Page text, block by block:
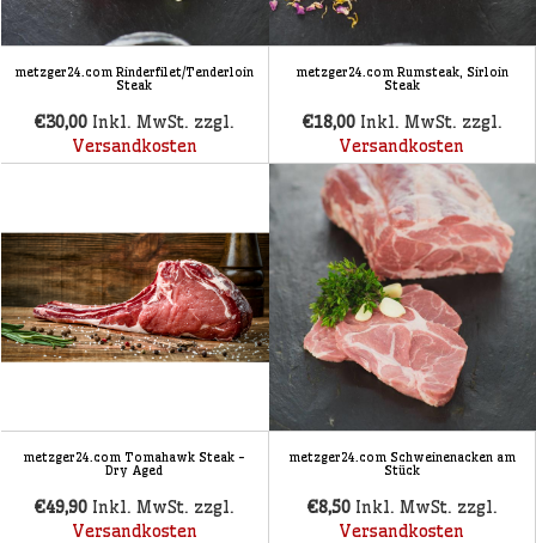
metzger24.com Rinderfilet/Tenderloin
Steak
€30,00 Inkl. MwSt. zzgl.
Versandkosten
metzger24.com Rumsteak, Sirloin
Steak
€18,00 Inkl. MwSt. zzgl.
Versandkosten
metzger24.com Tomahawk Steak -
Dry Aged
€49,90 Inkl. MwSt. zzgl.
Versandkosten
metzger24.com Schweinenacken am
Stück
€8,50 Inkl. MwSt. zzgl.
Versandkosten